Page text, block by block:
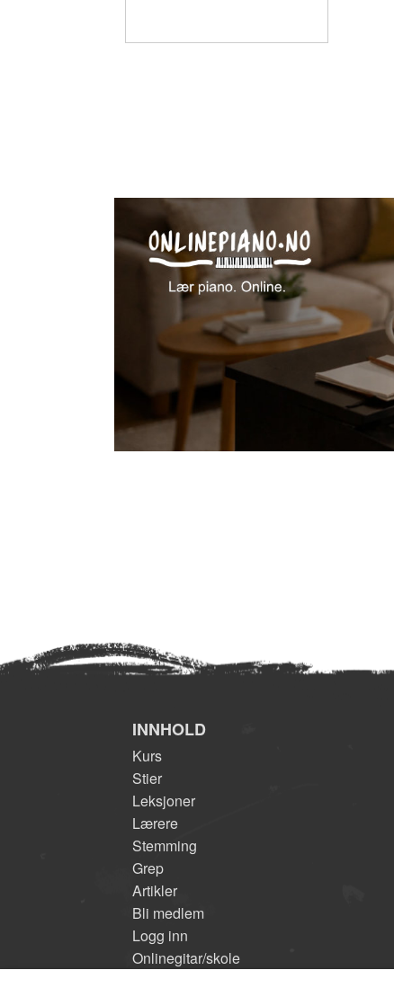
INNHOLD
Kurs
Stier
Leksjoner
Lærere
Stemming
Grep
Artikler
Bli medlem
Logg inn
Onlinegitar/skole